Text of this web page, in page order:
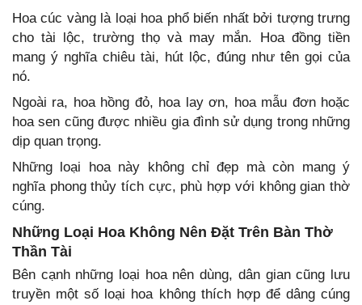
Hoa cúc vàng là loại hoa phổ biến nhất bởi tượng trưng
cho tài lộc, trường thọ và may mắn. Hoa đồng tiền
mang ý nghĩa chiêu tài, hút lộc, đúng như tên gọi của
nó.
Ngoài ra, hoa hồng đỏ, hoa lay ơn, hoa mẫu đơn hoặc
hoa sen cũng được nhiều gia đình sử dụng trong những
dịp quan trọng.
Những loại hoa này không chỉ đẹp mà còn mang ý
nghĩa phong thủy tích cực, phù hợp với không gian thờ
cúng.
Những Loại Hoa Không Nên Đặt Trên Bàn Thờ
Thần Tài
Bên cạnh những loại hoa nên dùng, dân gian cũng lưu
truyền một số loại hoa không thích hợp để dâng cúng